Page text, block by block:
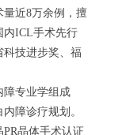
近8万余例，擅
内ICL手术先行
技进步奖、福
障专业学组成
障诊疗规划。
PR晶体手术认证